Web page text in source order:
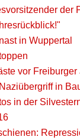
der
in Wuppertal
vor Freiburger
in
in der